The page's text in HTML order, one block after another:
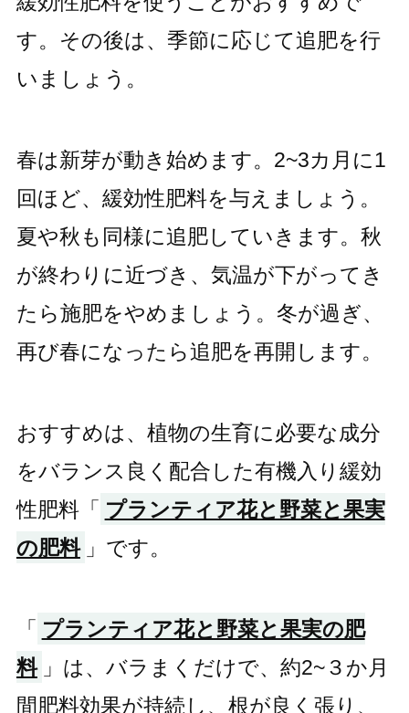
す。その後は、季節に応じて追肥を行
いましょう。
春は新芽が動き始めます。2~3カ月に1
回ほど、緩効性肥料を与えましょう。
夏や秋も同様に追肥していきます。秋
が終わりに近づき、気温が下がってき
たら施肥をやめましょう。冬が過ぎ、
再び春になったら追肥を再開します。
おすすめは、植物の生育に必要な成分
をバランス良く配合した有機入り緩効
性肥料「 プランティア花と野菜と果実
の肥料 」です。
「 プランティア花と野菜と果実の肥
料 」は、バラまくだけで、約2~３か月
間肥料効果が持続し、根が良く張り、